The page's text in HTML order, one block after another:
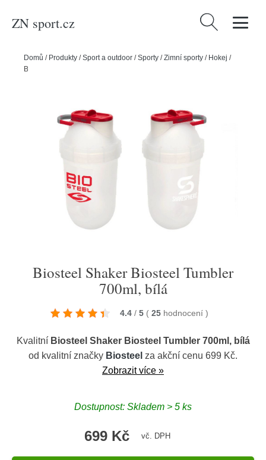
ZN sport.cz Vyhledávání
Domů / Produkty /Sport a outdoor /Sporty /Zimní sporty / Hokej /
Biosteel Shaker Biosteel Tumbler 700ml, bílá
Biosteel Shaker Biosteel Tumbler
700ml, bílá
4.4 / 5 ( 25 hodnocení )
Kvalitní Biosteel Shaker Biosteel Tumbler 700ml, bílá
od kvalitní značky Biosteel za akční cenu 699 Kč.
Zobrazit více »
Dostupnost: Skladem > 5 ks
699 Kč vč. DPH